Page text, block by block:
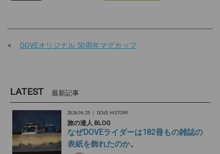
DOVEオリジナル 50周年マグカップ
LATEST 最新記事
2026.06.25 ｜ DOVE HISTORY
旅の達人 BLOG
なぜDOVEライダーは182冊もの雑誌の
表紙を飾れたのか。